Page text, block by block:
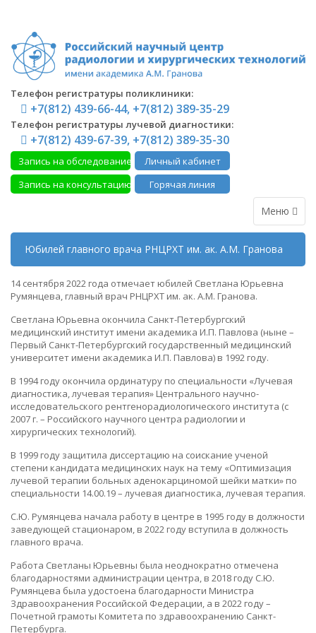
Телефон регистратуры поликлиники:
+7(812) 439-66-44, +7(812) 389-35-29
Телефон регистратуры лучевой диагностики:
+7(812) 439-67-39, +7(812) 389-35-30
Запись на обследование
Личный кабинет
Запись на консультацию
Горячая линия
Меню
Юбилей главного врача РНЦРХТ им. ак. А.М. Гранова
14 сентября 2022 года отмечает юбилей Светлана Юрьевна
Румянцева, главный врач РНЦРХТ им. ак. А.М. Гранова.
Светлана Юрьевна окончила Санкт-Петербургский
медицинский институт имени академика И.П. Павлова (ныне –
Первый Санкт-Петербургский государственный медицинский
университет имени академика И.П. Павлова) в 1992 году.
В 1994 году окончила ординатуру по специальности «Лучевая
диагностика, лучевая терапия» Центрального научно-
исследовательского рентгенорадиологического института (с
2007 г. – Российского научного центра радиологии и
хирургических технологий).
В 1999 году защитила диссертацию на соискание ученой
степени кандидата медицинских наук на тему «Оптимизация
лучевой терапии больных аденокарциномой шейки матки» по
специальности 14.00.19 – лучевая диагностика, лучевая терапия.
С.Ю. Румянцева начала работу в центре в 1995 году в должности
заведующей стационаром, в 2022 году вступила в должность
главного врача.
Работа Светланы Юрьевны была неоднократно отмечена
благодарностями администрации центра, в 2018 году С.Ю.
Румянцева была удостоена благодарности Министра
Здравоохранения Российской Федерации, а в 2022 году –
Почетной грамоты Комитета по здравоохранению Санкт-
Петербурга.